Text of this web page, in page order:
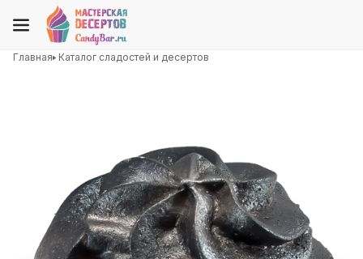
Главная Каталог сладостей и десертов